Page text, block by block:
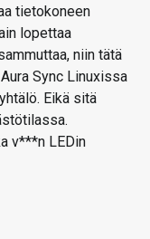
tietokoneen
lopettaa
niin tätä
Sync Linuxissa
Eikä sitä
v***n LEDin